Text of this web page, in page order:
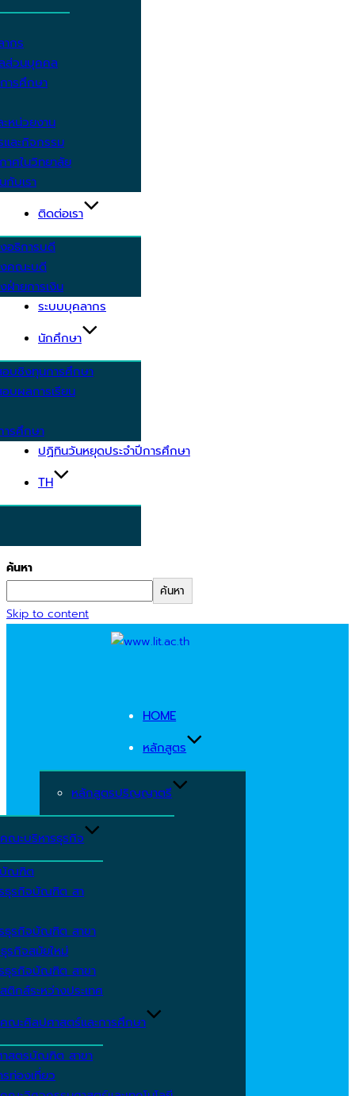
กร
ส่วนบุคคล
ารศึกษา
หน่วยงาน
และกิจกรรม
าศในวิทยาลัย
กับเรา
ติดต่อเรา
อธิการบดี
คณะบดี
ฝ่ายการเงิน
ระบบบุคลากร
นักศึกษา
บชิงทุนการศึกษา
บผลการเรียน
รศึกษา
ปฏิทินวันหยุดประจำปีการศึกษา
TH
ค้นหา
ค้นหา
Skip to content
HOME
หลักสูตร
หลักสูตรปริญญาตรี
คณะบริหารธุรกิจ
ณฑิต
ธุรกิจบัณฑิต สา
ธุรกิจบัณฑิต สาขา
รกิจสมัยใหม่
ธุรกิจบัณฑิต สาขา
ติกส์ระหว่างประเทศ
คณะศิลปศาสตร์และการศึกษา
สตรบัณฑิต สาขา
ท่องเที่ยว